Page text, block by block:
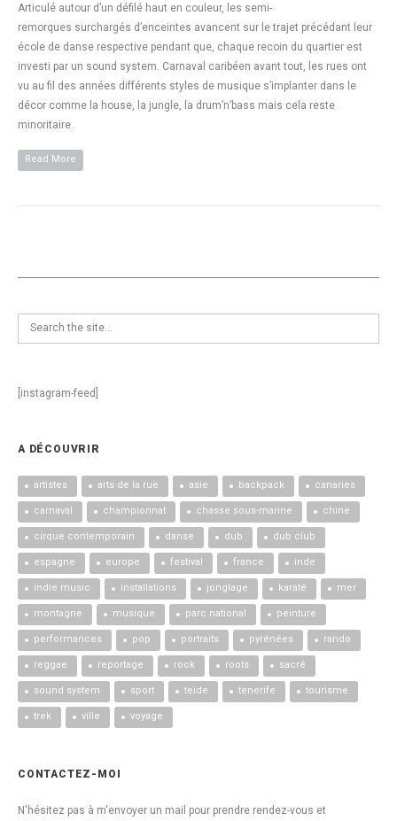
Articulé autour d’un défilé haut en couleur, les semi-
remorques surchargés d’enceintes avancent sur le trajet précédant leur
école de danse respective pendant que, chaque recoin du quartier est
investi par un sound system. Carnaval caribéen avant tout, les rues ont
vu au fil des années différents styles de musique s’implanter dans le
décor comme la house, la jungle, la drum’n’bass mais cela reste
minoritaire.
Read More
[instagram-feed]
A DÉCOUVRIR
artistes arts de la rue asie backpack canaries
carnaval championnat chasse sous-marine chine
cirque contemporain danse dub dub club
espagne europe festival france inde
indie music installations jonglage karaté mer
montagne musique parc national peinture
performances pop portraits pyrénées rando
reggae reportage rock roots sacré
sound system sport teide tenerife tourisme
trek ville voyage
CONTACTEZ-MOI
N'hésitez pas à m'envoyer un mail pour prendre rendez-vous et